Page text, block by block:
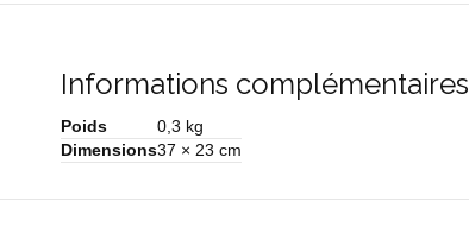
Informations complémentaires
Poids
0,3 kg
Dimensions37 × 23 cm